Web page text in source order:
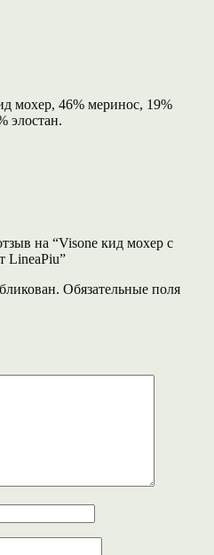
мохер, 46% меринос, 19%
элостан.
на “Visone кид мохер с
LineaPiu”
Обязательные поля